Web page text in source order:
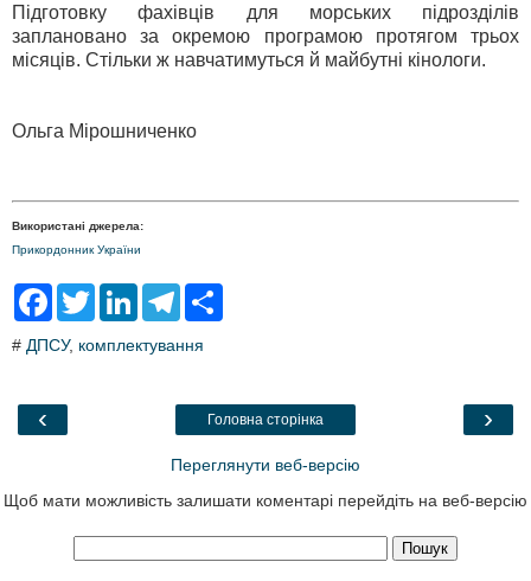
Підготовку фахівців для морських підрозділів
заплановано за окремою програмою протягом трьох
місяців. Стільки ж навчатимуться й майбутні кінологи.
Ольга Мірошниченко
Використані джерела:
Прикордонник України
F
e
o
T
t
L
k
T
e
a
# ДПСУ, комплектування
‹ ›
Головна сторінка
Переглянути веб-версію
Щоб мати можливість залишати коментарі перейдіть на веб-версію